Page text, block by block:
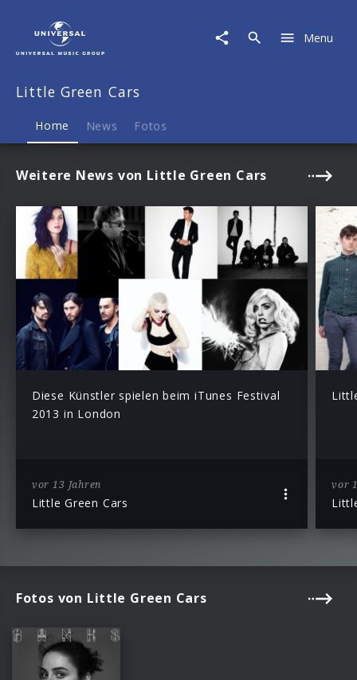
Menu
Little Green Cars
Home News Fotos
Weitere News von Little Green Cars
Diese Künstler spielen beim iTunes Festival
2013 in London
vor 13 Jahren
Little Green Cars
vor
Fotos von Little Green Cars